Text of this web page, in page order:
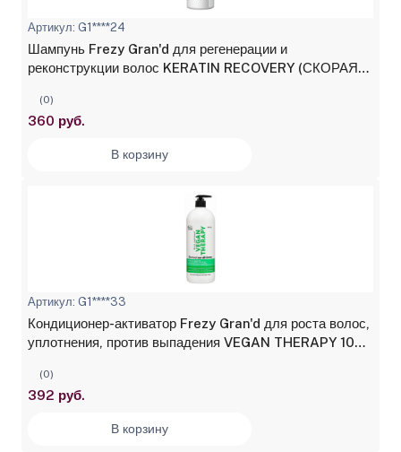
Артикул: G1****24
Шампунь Frezy Gran'd для регенерации и
реконструкции волос KERATIN RECOVERY (СКОРАЯ
(0)
360 руб.
В корзину
Артикул: G1****33
Кондиционер-активатор Frezy Gran'd для роста волос,
уплотнения, против выпадения VEGAN THERAPY 1000
(0)
392 руб.
В корзину